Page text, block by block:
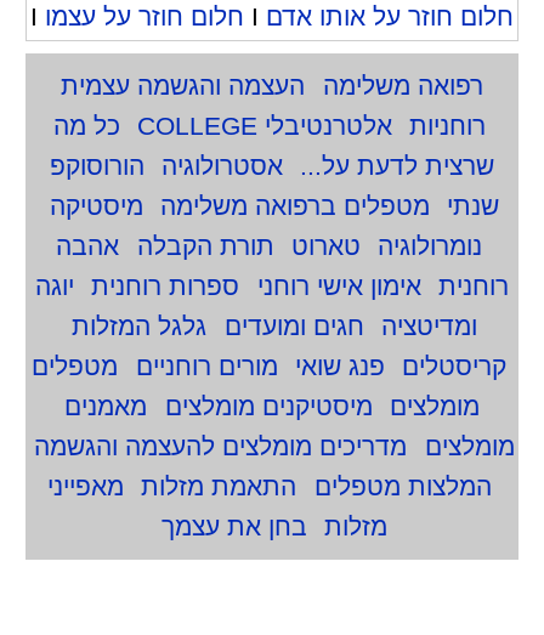
חלום חוזר על אותו אדם
חלום חוזר על עצמו
רפואה משלימה
העצמה והגשמה עצמית
רוחניות
אלטרנטיבלי COLLEGE
כל מה
שרצית לדעת על...
אסטרולוגיה
הורוסוקפ
שנתי
מטפלים ברפואה משלימה
מיסטיקה
נומרולוגיה
טארוט תורת הקבלה
אהבה
רוחנית
אימון אישי רוחני ספרות רוחנית
יוגה
ומדיטציה
חגים ומועדים
גלגל המזלות
קריסטלים
פנג שואי מורים רוחניים
מטפלים
מומלצים
מיסטיקנים מומלצים
מאמנים
מומלצים
מדריכים מומלצים להעצמה והגשמה
המלצות מטפלים
התאמת מזלות
מאפייני
מזלות
בחן את עצמך